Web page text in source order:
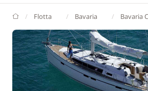
GlobeSailor
Flotta Bavaria Bavaria